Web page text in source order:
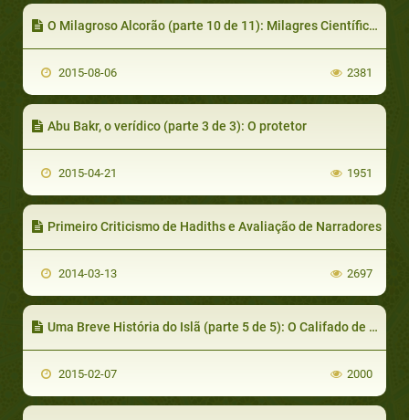
O Milagroso Alcorão (parte 10 de 11): Milagres Científicos
2015-08-06 2381
Abu Bakr, o verídico (parte 3 de 3): O protetor
2015-04-21 1951
Primeiro Criticismo de Hadiths e Avaliação de Narradores
2014-03-13 2697
Uma Breve História do Islã (parte 5 de 5): O Califado de Uthman ibn Affan
2015-02-07 2000